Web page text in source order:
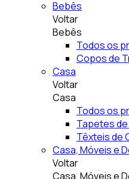
Bebês
Voltar
Bebês
Todos os
Copos de
Casa
Voltar
Casa
Todos os
Tapetes de
Têxteis de
Casa, Móveis e
Voltar
Casa, Móveis e